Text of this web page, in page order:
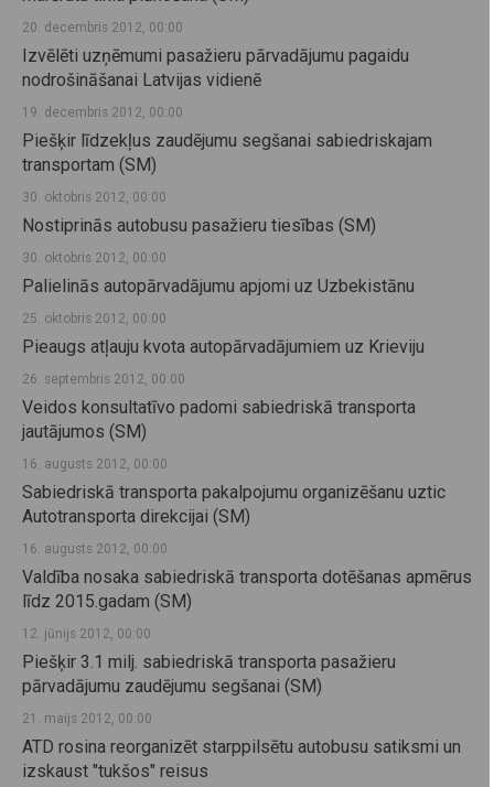
20. decembris 2012, 00:00
Izvēlēti uzņēmumi pasažieru pārvadājumu pagaidu
nodrošināšanai Latvijas vidienē
19. decembris 2012, 00:00
Piešķir līdzekļus zaudējumu segšanai sabiedriskajam
transportam (SM)
30. oktobris 2012, 00:00
Nostiprinās autobusu pasažieru tiesības (SM)
30. oktobris 2012, 00:00
Palielinās autopārvadājumu apjomi uz Uzbekistānu
25. oktobris 2012, 00:00
Pieaugs atļauju kvota autopārvadājumiem uz Krieviju
26. septembris 2012, 00:00
Veidos konsultatīvo padomi sabiedriskā transporta
jautājumos (SM)
16. augusts 2012, 00:00
Sabiedriskā transporta pakalpojumu organizēšanu uztic
Autotransporta direkcijai (SM)
16. augusts 2012, 00:00
Valdība nosaka sabiedriskā transporta dotēšanas apmērus
līdz 2015.gadam (SM)
12. jūnijs 2012, 00:00
Piešķir 3.1 milj. sabiedriskā transporta pasažieru
pārvadājumu zaudējumu segšanai (SM)
21. maijs 2012, 00:00
ATD rosina reorganizēt starppilsētu autobusu satiksmi un
izskaust "tukšos" reisus